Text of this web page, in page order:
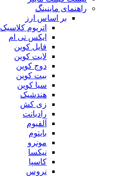
راهنمای ماینینگ
بر اساس ارز
اتریوم کلاسیک
ایکس تی ام
فایل کوین
لایت کوین
دوج کوین
بیت کوین
سیا کوین
هندشیک
زی کش
رادیانت
آلفیوم
بایتوم
مونرو
نیکسا
کاسپا
نروس